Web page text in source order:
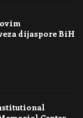
dijaspore BiH